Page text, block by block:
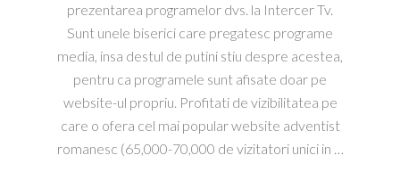
prezentarea programelor dvs. la Intercer Tv.
Sunt unele biserici care pregatesc programe
media, insa destul de putini stiu despre acestea,
pentru ca programele sunt afisate doar pe
website-ul propriu. Profitati de vizibilitatea pe
care o ofera cel mai popular website adventist
romanesc (65,000-70,000 de vizitatori unici in …